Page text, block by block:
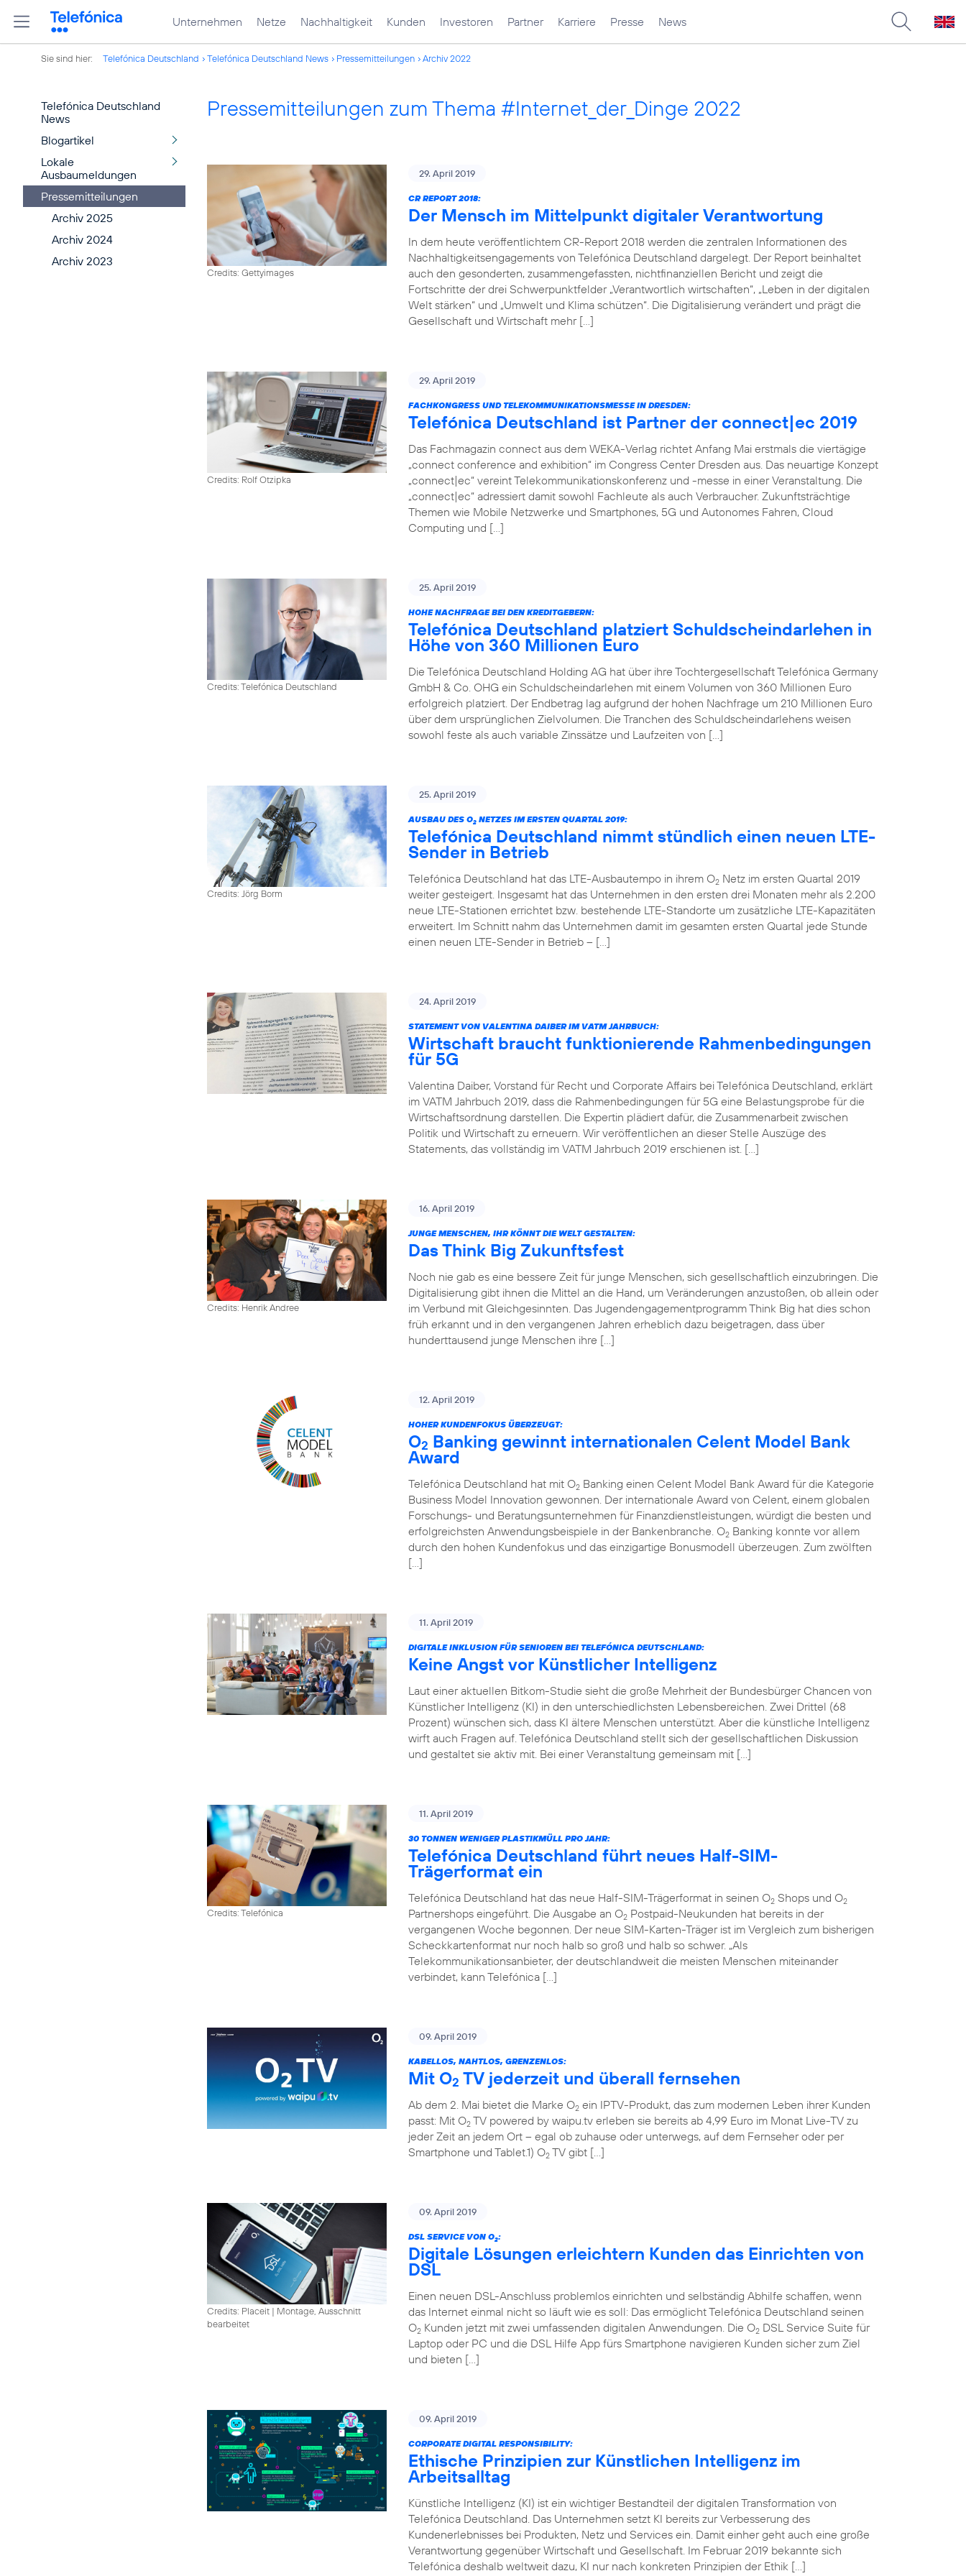
Unternehmen Netze Nachhaltigkeit Kunden Investoren Partner Karriere Presse News
Sie sind hier: Telefónica Deutschland Telefónica Deutschland News Pressemitteilungen Archiv 2022
Telefónica Deutschland
News
Blogartikel
Lokale
Ausbaumeldungen
Pressemitteilungen
Archiv 2025
Archiv 2024
Archiv 2023
Pressemitteilungen zum Thema #Internet_der_Dinge 2022
Credits: Gettyimages
29. April 2019
CR REPORT 2018:
Der Mensch im Mittelpunkt digitaler Verantwortung
In dem heute veröffentlichtem CR-Report 2018 werden die zentralen Informationen des
Nachhaltigkeitsengagements von Telefónica Deutschland dargelegt. Der Report beinhaltet
auch den gesonderten, zusammengefassten, nichtfinanziellen Bericht und zeigt die
Fortschritte der drei Schwerpunktfelder „Verantwortlich wirtschaften“, „Leben in der digitalen
Welt stärken“ und „Umwelt und Klima schützen“. Die Digitalisierung verändert und prägt die
Gesellschaft und Wirtschaft mehr […]
Credits: Rolf Otzipka
29. April 2019
FACHKONGRESS UND TELEKOMMUNIKATIONSMESSE IN DRESDEN:
Telefónica Deutschland ist Partner der connect|ec 2019
Das Fachmagazin connect aus dem WEKA-Verlag richtet Anfang Mai erstmals die viertägige
„connect conference and exhibition“ im Congress Center Dresden aus. Das neuartige Konzept
„connect|ec“ vereint Telekommunikationskonferenz und -messe in einer Veranstaltung. Die
„connect|ec“ adressiert damit sowohl Fachleute als auch Verbraucher. Zukunftsträchtige
Themen wie Mobile Netzwerke und Smartphones, 5G und Autonomes Fahren, Cloud
Computing und […]
Credits: Telefónica Deutschland
25. April 2019
HOHE NACHFRAGE BEI DEN KREDITGEBERN:
Telefónica Deutschland platziert Schuldscheindarlehen in
Höhe von 360 Millionen Euro
Die Telefónica Deutschland Holding AG hat über ihre Tochtergesellschaft Telefónica Germany
GmbH & Co. OHG ein Schuldscheindarlehen mit einem Volumen von 360 Millionen Euro
erfolgreich platziert. Der Endbetrag lag aufgrund der hohen Nachfrage um 210 Millionen Euro
über dem ursprünglichen Zielvolumen. Die Tranchen des Schuldscheindarlehens weisen
sowohl feste als auch variable Zinssätze und Laufzeiten von […]
Credits: Jörg Borm
25. April 2019
AUSBAU DES O2 NETZES IM ERSTEN QUARTAL 2019:
Telefónica Deutschland nimmt stündlich einen neuen LTE-
Sender in Betrieb
Telefónica Deutschland hat das LTE-Ausbautempo in ihrem O2 Netz im ersten Quartal 2019
weiter gesteigert. Insgesamt hat das Unternehmen in den ersten drei Monaten mehr als 2.200
neue LTE-Stationen errichtet bzw. bestehende LTE-Standorte um zusätzliche LTE-Kapazitäten
erweitert. Im Schnitt nahm das Unternehmen damit im gesamten ersten Quartal jede Stunde
einen neuen LTE-Sender in Betrieb – […]
24. April 2019
STATEMENT VON VALENTINA DAIBER IM VATM JAHRBUCH:
Wirtschaft braucht funktionierende Rahmenbedingungen
für 5G
Valentina Daiber, Vorstand für Recht und Corporate Affairs bei Telefónica Deutschland, erklärt
im VATM Jahrbuch 2019, dass die Rahmenbedingungen für 5G eine Belastungsprobe für die
Wirtschaftsordnung darstellen. Die Expertin plädiert dafür, die Zusammenarbeit zwischen
Politik und Wirtschaft zu erneuern. Wir veröffentlichen an dieser Stelle Auszüge des
Statements, das vollständig im VATM Jahrbuch 2019 erschienen ist. […]
Credits: Henrik Andree
16. April 2019
JUNGE MENSCHEN, IHR KÖNNT DIE WELT GESTALTEN:
Das Think Big Zukunftsfest
Noch nie gab es eine bessere Zeit für junge Menschen, sich gesellschaftlich einzubringen. Die
Digitalisierung gibt ihnen die Mittel an die Hand, um Veränderungen anzustoßen, ob allein oder
im Verbund mit Gleichgesinnten. Das Jugendengagementprogramm Think Big hat dies schon
früh erkannt und in den vergangenen Jahren erheblich dazu beigetragen, dass über
hunderttausend junge Menschen ihre […]
12. April 2019
HOHER KUNDENFOKUS ÜBERZEUGT:
O2 Banking gewinnt internationalen Celent Model Bank
Award
Telefónica Deutschland hat mit O2 Banking einen Celent Model Bank Award für die Kategorie
Business Model Innovation gewonnen. Der internationale Award von Celent, einem globalen
Forschungs- und Beratungsunternehmen für Finanzdienstleistungen, würdigt die besten und
erfolgreichsten Anwendungsbeispiele in der Bankenbranche. O2 Banking konnte vor allem
durch den hohen Kundenfokus und das einzigartige Bonusmodell überzeugen. Zum zwölften
[…]
11. April 2019
DIGITALE INKLUSION FÜR SENIOREN BEI TELEFÓNICA DEUTSCHLAND:
Keine Angst vor Künstlicher Intelligenz
Laut einer aktuellen Bitkom-Studie sieht die große Mehrheit der Bundesbürger Chancen von
Künstlicher Intelligenz (KI) in den unterschiedlichsten Lebensbereichen. Zwei Drittel (68
Prozent) wünschen sich, dass KI ältere Menschen unterstützt. Aber die künstliche Intelligenz
wirft auch Fragen auf. Telefónica Deutschland stellt sich der gesellschaftlichen Diskussion
und gestaltet sie aktiv mit. Bei einer Veranstaltung gemeinsam mit […]
Credits: Telefónica
11. April 2019
30 TONNEN WENIGER PLASTIKMÜLL PRO JAHR:
Telefónica Deutschland führt neues Half-SIM-
Trägerformat ein
Telefónica Deutschland hat das neue Half-SIM-Trägerformat in seinen O2 Shops und O2
Partnershops eingeführt. Die Ausgabe an O2 Postpaid-Neukunden hat bereits in der
vergangenen Woche begonnen. Der neue SIM-Karten-Träger ist im Vergleich zum bisherigen
Scheckkartenformat nur noch halb so groß und halb so schwer. „Als
Telekommunikationsanbieter, der deutschlandweit die meisten Menschen miteinander
verbindet, kann Telefónica […]
09. April 2019
KABELLOS, NAHTLOS, GRENZENLOS:
Mit O2 TV jederzeit und überall fernsehen
Ab dem 2. Mai bietet die Marke O2 ein IPTV-Produkt, das zum modernen Leben ihrer Kunden
passt: Mit O2 TV powered by waipu.tv erleben sie bereits ab 4,99 Euro im Monat Live-TV zu
jeder Zeit an jedem Ort – egal ob zuhause oder unterwegs, auf dem Fernseher oder per
Smartphone und Tablet.1) O2 TV gibt […]
Credits: Placeit | Montage, Ausschnitt
bearbeitet
09. April 2019
DSL SERVICE VON O2:
Digitale Lösungen erleichtern Kunden das Einrichten von
DSL
Einen neuen DSL-Anschluss problemlos einrichten und selbständig Abhilfe schaffen, wenn
das Internet einmal nicht so läuft wie es soll: Das ermöglicht Telefónica Deutschland seinen
O2 Kunden jetzt mit zwei umfassenden digitalen Anwendungen. Die O2 DSL Service Suite für
Laptop oder PC und die DSL Hilfe App fürs Smartphone navigieren Kunden sicher zum Ziel
und bieten […]
09. April 2019
CORPORATE DIGITAL RESPONSIBILITY:
Ethische Prinzipien zur Künstlichen Intelligenz im
Arbeitsalltag
Künstliche Intelligenz (KI) ist ein wichtiger Bestandteil der digitalen Transformation von
Telefónica Deutschland. Das Unternehmen setzt KI bereits zur Verbesserung des
Kundenerlebnisses bei Produkten, Netz und Services ein. Damit einher geht auch eine große
Verantwortung gegenüber Wirtschaft und Gesellschaft. Im Februar 2019 bekannte sich
Telefónica deshalb weltweit dazu, KI nur nach konkreten Prinzipien der Ethik […]